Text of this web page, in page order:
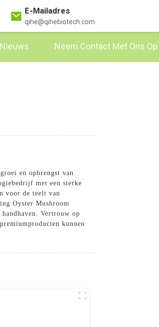
E-Mailadres
qihe@qihebiotech.com
Nieuws Neem Contact Met Ons Op
en opbrengst van
met een sterke
voor de teelt van
Oyster Mushroom
Vertrouw op
kunnen